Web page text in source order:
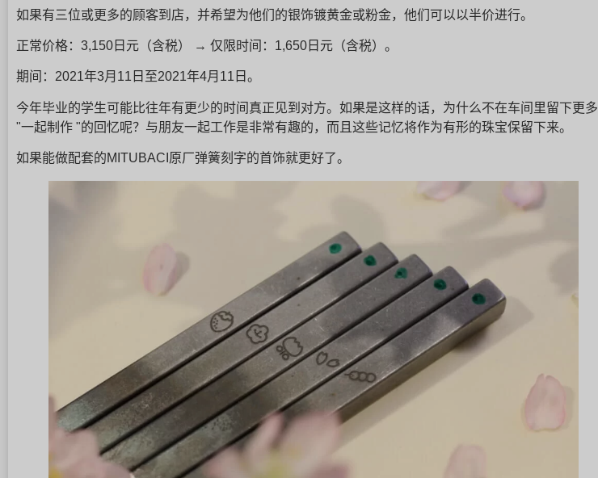
如果有三位或更多的顾客到店，并希望为他们的银饰镀黄金或粉金，他们可以以半价进行。
正常价格：3,150日元（含税） → 仅限时间：1,650日元（含税）。
期间：2021年3月11日至2021年4月11日。
今年毕业的学生可能比往年有更少的时间真正见到对方。如果是这样的话，为什么不在车间里留下更多
"一起制作 "的回忆呢？与朋友一起工作是非常有趣的，而且这些记忆将作为有形的珠宝保留下来。
如果能做配套的MITUBACI原厂弹簧刻字的首饰就更好了。